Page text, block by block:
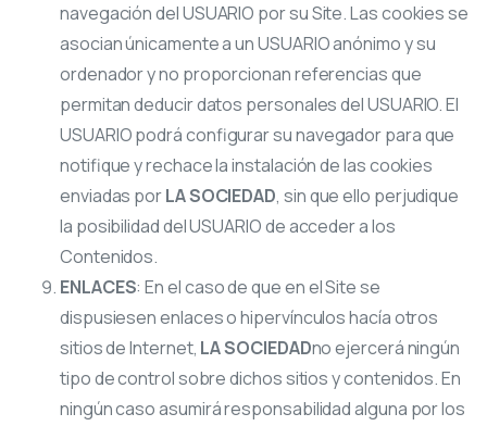
navegación del USUARIO por su Site. Las cookies se
asocian únicamente a un USUARIO anónimo y su
ordenador y no proporcionan referencias que
permitan deducir datos personales del USUARIO. El
USUARIO podrá configurar su navegador para que
notifique y rechace la instalación de las cookies
enviadas porLA SOCIEDAD, sin que ello perjudique
la posibilidad del USUARIO de acceder a los
Contenidos.
ENLACES: En el caso de que en el Site se
dispusiesen enlaces o hipervínculos hacía otros
sitios de Internet, LA SOCIEDADno ejercerá ningún
tipo de control sobre dichos sitios y contenidos. En
ningún caso asumirá responsabilidad alguna por los